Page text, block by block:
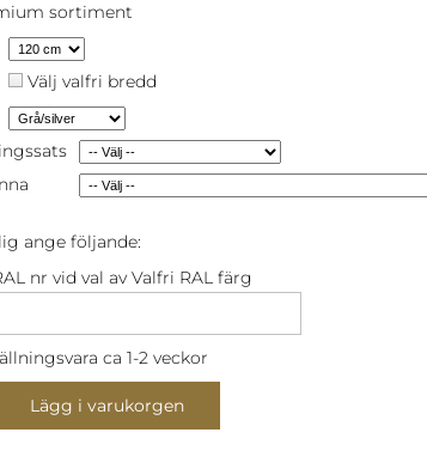
sortiment
Välj valfri bredd
ange följande:
nr vid val av Valfri RAL färg
ca 1-2 veckor
Lägg i varukorgen